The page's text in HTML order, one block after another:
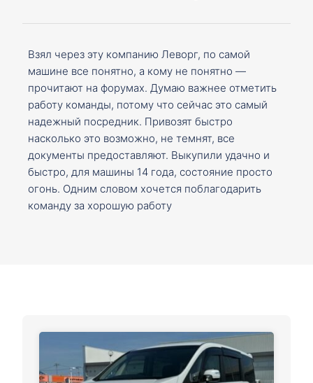
Взял через эту компанию Леворг, по самой
машине все понятно, а кому не понятно —
прочитают на форумах. Думаю важнее отметить
работу команды, потому что сейчас это самый
надежный посредник. Привозят быстро
насколько это возможно, не темнят, все
документы предоставляют. Выкупили удачно и
быстро, для машины 14 года, состояние просто
огонь. Одним словом хочется поблагодарить
команду за хорошую работу